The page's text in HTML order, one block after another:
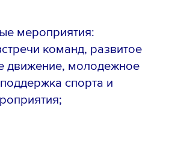
мероприятия:
команд, развитое
движение, молодежное
спорта и